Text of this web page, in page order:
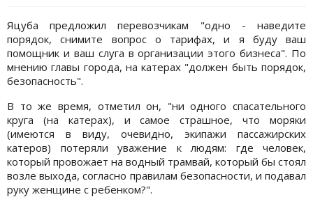
Яцуба предложил перевозчикам "одно - наведите
порядок, снимите вопрос о тарифах, и я буду ваш
помощник и ваш слуга в организации этого бизнеса". По
мнению главы города, на катерах "должен быть порядок,
безопасность".
В то же время, отметил он, "ни одного спасательного
круга (на катерах), и самое страшное, что моряки
(имеются в виду, очевидно, экипажи пассажирских
катеров) потеряли уважение к людям: где человек,
который провожает на водный трамвай, который бы стоял
возле выхода, согласно правилам безопасности, и подавал
руку женщине с ребенком?".